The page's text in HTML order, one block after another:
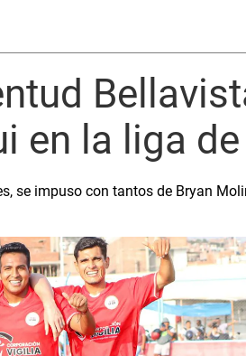
en la liga
se impuso con tantos de Bryan